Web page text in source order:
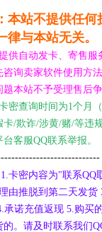
地：美国
PREPAID
可以过AWS,美
苹果,奈飞等。
美区
元。
不退。
。
位是卡号，17-
日期
本站不提供任何
律与本站无关。
供自动发卡、寄售服
咨询卖家软件使用方
本站不予受理售后争
密查询时间为1个月
卡/欺诈/涉黄/赌/等违
客服QQ联系举报。
1.卡密内容为"联系QQ
由推脱到第二天发货
承诺充值返现 5.购买
。请及时联系我们